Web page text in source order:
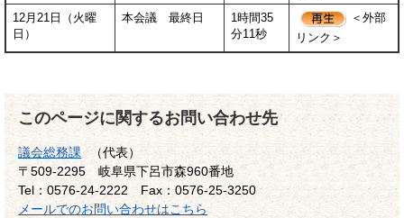
12月21日（火曜
日）
本会議 最終日
1時間35
分11秒
＜外部
リンク＞
このページに関するお問い合わせ先
議会総務課
（代表）
〒509-2295
岐阜県下呂市森960番地
Tel：0576-24-2222
Fax：0576-25-3250
メールでのお問い合わせはこちら